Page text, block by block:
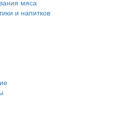
мяса
и напитков